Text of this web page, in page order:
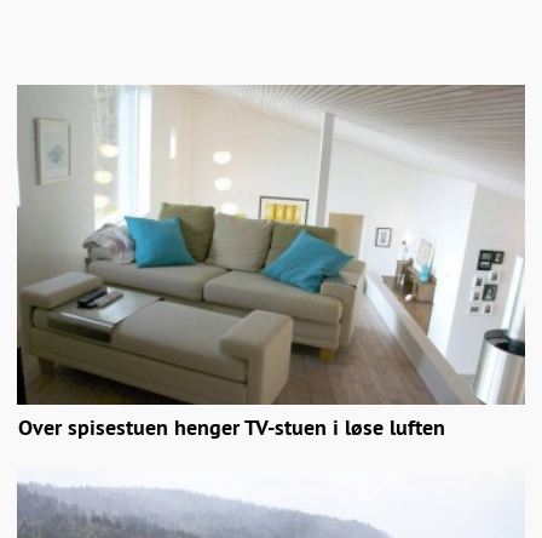
Over spisestuen henger TV-stuen i løse luften